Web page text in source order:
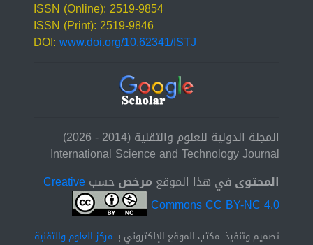
ISSN (Online): 2519-9854
ISSN (Print): 2519-9846
DOI:www.doi.org/10.62341/ISTJ
المجلة الدولية للعلوم والتقنية (2014 - 2026)
International Science and Technology Journal
المحتوى في هذا الموقع مرخصحسبCreative
Commons CC BY-NC 4.0
تصميم وتنفيذ: مكتب الموقع الإلكتروني بــمركز العلوم والتقنية